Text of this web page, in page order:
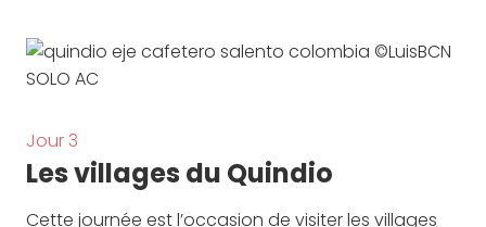
Jour 3
Les villages du Quindio
Cette journée est l’occasion de visiter les villages